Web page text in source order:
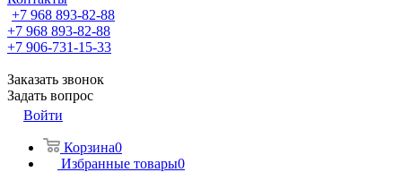
+7 968 893-82-88
+7 968 893-82-88
+7 906-731-15-33
Заказать звонок
Задать вопрос
Войти
Корзина0
Избранные товары0